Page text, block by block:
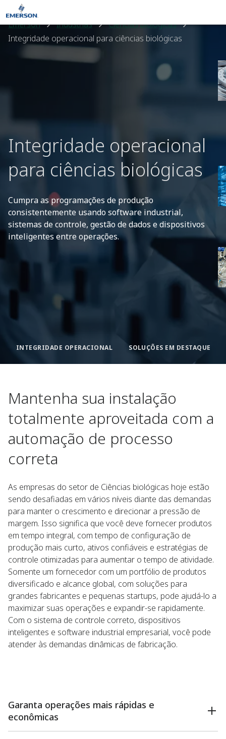
Emerson Indústrias
Ciências biológicas
Integridade operacional para ciências biológicas
Integridade operacional
para ciências biológicas
Cumpra as programações de produção
consistentemente usando software industrial,
sistemas de controle, gestão de dados e dispositivos
inteligentes entre operações.
INTEGRIDADE OPERACIONAL SOLUÇÕES EM DESTAQUE
Mantenha sua instalação
totalmente aproveitada com a
automação de processo
correta
As empresas do setor de Ciências biológicas hoje estão
sendo desafiadas em vários níveis diante das demandas
para manter o crescimento e direcionar a pressão de
margem. Isso significa que você deve fornecer produtos
em tempo integral, com tempo de configuração de
produção mais curto, ativos confiáveis e estratégias de
controle otimizadas para aumentar o tempo de atividade.
Somente um fornecedor com um portfólio de produtos
diversificado e alcance global, com soluções para
grandes fabricantes e pequenas startups, pode ajudá-lo a
maximizar suas operações e expandir-se rapidamente.
Com o sistema de controle correto, dispositivos
inteligentes e software industrial empresarial, você pode
atender às demandas dinâmicas de fabricação.
Garanta operações mais rápidas e
econômicas